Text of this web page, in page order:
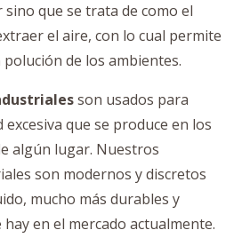
que se trata de como el
el aire, con lo cual permite
de los ambientes.
son usados para
que se produce en los
algún lugar. Nuestros
son modernos y discretos
mucho más durables y
en el mercado actualmente.